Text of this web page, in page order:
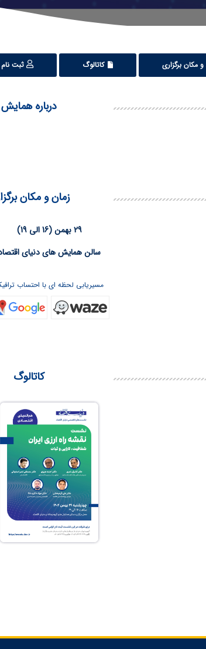
مکان برگزاری کاتالوگ ثبت نام
درباره همایش
زمان و مکان
29 بهمن (16 الی 19)
سالن همایش های دنیای
مسیریابی لحظه ای با احتساب
کاتالوگ